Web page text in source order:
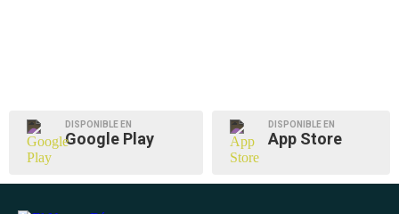
DISPONIBLE EN
Google Play
DISPONIBLE EN
App Store